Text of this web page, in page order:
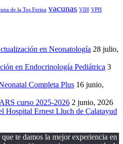
de la Tos Ferina vacunas VIH VPH
en Neonatología 28 julio,
en Endocrinología Pediátrica 3
Completa Plus 16 junio,
curso 2025-2026 2 junio, 2026
Hospital Ernest Lluch de Calatayud
te damos la mejor experiencia en